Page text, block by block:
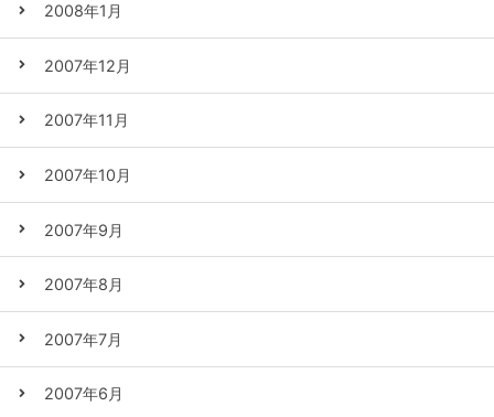
2008年1月
2007年12月
2007年11月
2007年10月
2007年9月
2007年8月
2007年7月
2007年6月